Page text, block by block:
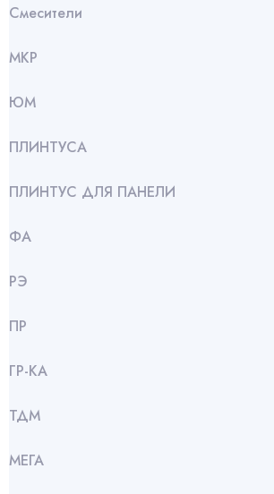
Смесители
МКР
ЮМ
ПЛИНТУСА
ПЛИНТУС ДЛЯ ПАНЕЛИ
ФА
РЭ
ПР
ГР-КА
ТДМ
МЕГА